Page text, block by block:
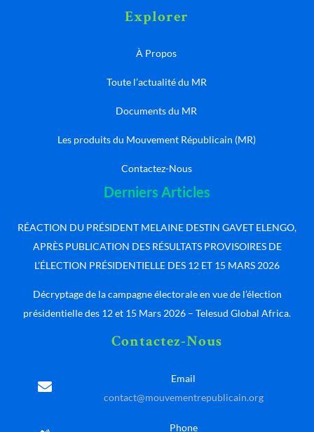
Explorer
À Propos
Toute l’actualité du MR
Documents du MR
Les produits du Mouvement Républicain (MR)
Contactez-Nous
Derniers Articles
RÉACTION DU PRÉSIDENT MELAINE DESTIN GAVET ELENGO,
APRÈS PUBLICATION DES RÉSULTATS PROVISOIRES DE
L’ÉLECTION PRÉSIDENTIELLE DES 12 ET 15 MARS 2026
Décryptage de la campagne électorale en vue de l’élection
présidentielle des 12 et 15 Mars 2026 – Telesud Global Africa.
Contactez-Nous
Email
contact@mouvementrepublicain.org
Phone